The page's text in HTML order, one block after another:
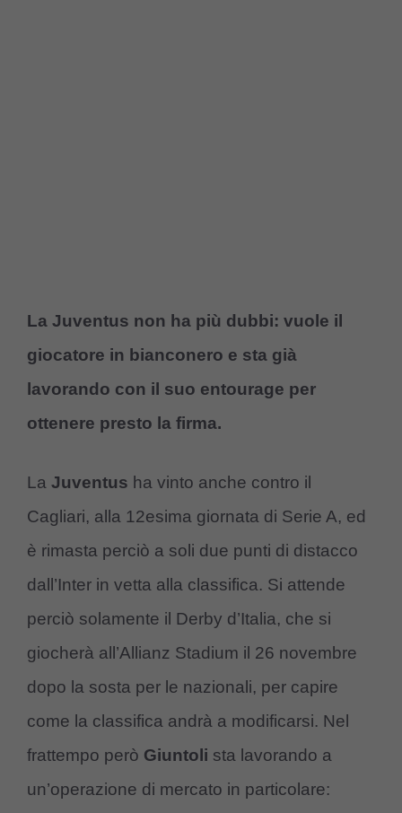
La Juventus non ha più dubbi: vuole il
giocatore in bianconero e sta già
lavorando con il suo entourage per
ottenere presto la firma.
La Juventus ha vinto anche contro il
Cagliari, alla 12esima giornata di Serie A, ed
è rimasta perciò a soli due punti di distacco
dall’Inter in vetta alla classifica. Si attende
perciò solamente il Derby d’Italia, che si
giocherà all’Allianz Stadium il 26 novembre
dopo la sosta per le nazionali, per capire
come la classifica andrà a modificarsi. Nel
frattempo però Giuntoli sta lavorando a
un’operazione di mercato in particolare: